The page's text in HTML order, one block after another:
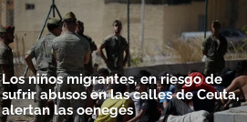
Los niños migrantes, en riesgo de
sufrir abusos en las calles de Ceuta,
alertan las oenegés